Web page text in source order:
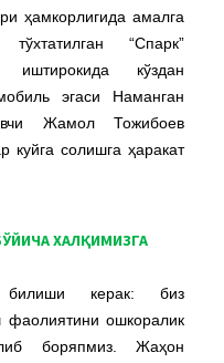
ҳамкорлигида амалга
“Спарк”
иштирокида кўздан
эгаси Наманган
Жамол Тожибоев
куйга солишга ҳаракат
ХАЛҚИМИЗГА
керак: биз
фаолиятини ошкоралик
боряпмиз. Жаҳон